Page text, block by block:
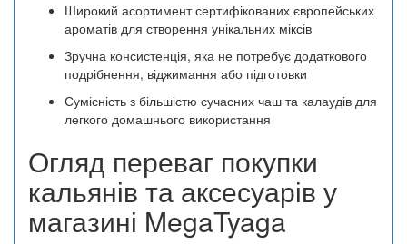
Широкий асортимент сертифікованих європейських
ароматів для створення унікальних міксів
Зручна консистенція, яка не потребує додаткового
подрібнення, віджимання або підготовки
Сумісність з більшістю сучасних чаш та калаудів для
легкого домашнього використання
Огляд переваг покупки
кальянів та аксесуарів у
магазині MegaTyaga